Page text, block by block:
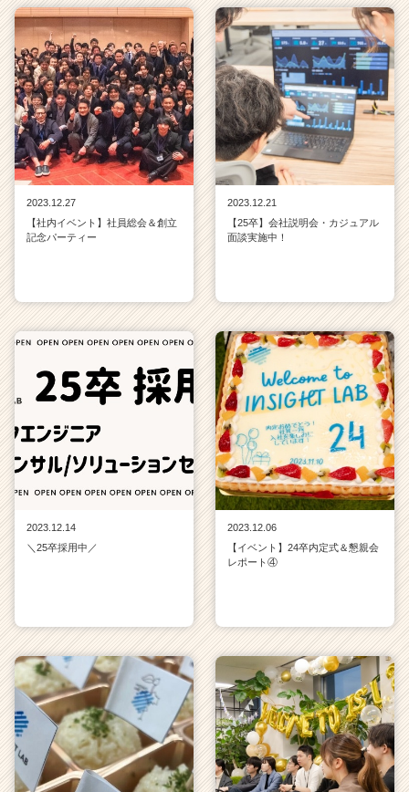
2023.12.27
【社内イベント】社員総会＆創立
記念パーティー
2023.12.21
【25卒】会社説明会・カジュアル
面談実施中！
2023.12.14
＼25卒採用中／
2023.12.06
【イベント】24卒内定式＆懇親会
レポート④